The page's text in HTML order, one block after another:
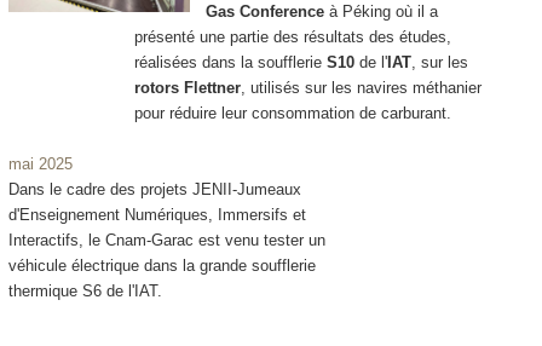
Gas Conferenceà Péking où il a
présenté une partie des résultats des études,
réalisées dans la soufflerie S10de l'IAT, sur les
rotors Flettner, utilisés sur les navires méthanier
pour réduire leur consommation de carburant.
mai 2025
Dans le cadre des projets JENII-Jumeaux
d'Enseignement Numériques, Immersifs et
Interactifs, le Cnam-Garac est venu tester un
véhicule électrique dans la grande soufflerie
thermique S6 de l'IAT.